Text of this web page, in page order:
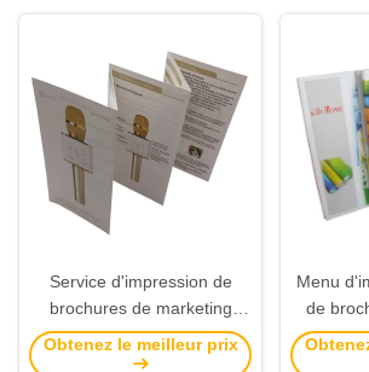
Service d'impression de
brochures de marketing
commercial
Obtenez le meilleur prix
Menu
de